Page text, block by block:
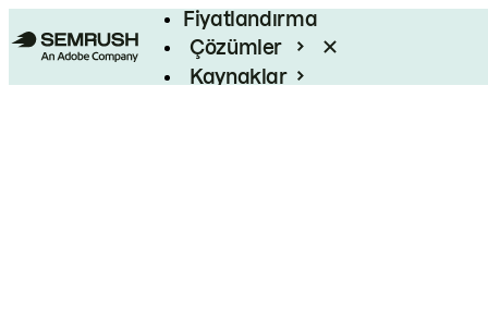
Fiyatlandırma
Çözümler
Kaynaklar